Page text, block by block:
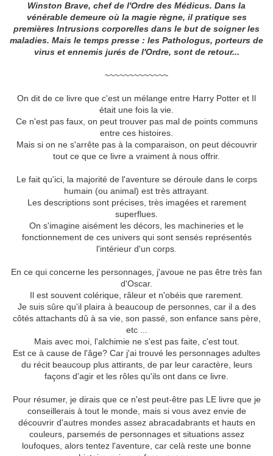
Winston Brave, chef de l'Ordre des Médicus. Dans la
vénérable demeure où la magie règne, il pratique ses
premières Intrusions corporelles dans le but de soigner les
maladies. Mais le temps presse : les Pathologus, porteurs de
virus et ennemis jurés de l'Ordre, sont de retour...
~~~~~~~~~~~~~
On dit de ce livre que c'est un mélange entre Harry Potter et Il
était une fois la vie.
Ce n'est pas faux, on peut trouver pas mal de points communs
entre ces histoires.
Mais si on ne s'arrête pas à la comparaison, on peut découvrir
tout ce que ce livre a vraiment à nous offrir.
Le fait qu'ici, la majorité de l'aventure se déroule dans le corps
humain (ou animal) est très attrayant.
Les descriptions sont précises, très imagées et rarement
superflues.
On s'imagine aisément les décors, les machineries et le
fonctionnement de ces univers qui sont sensés représentés
l'intérieur d'un corps.
En ce qui concerne les personnages, j'avoue ne pas être très fan
d'Oscar.
Il est souvent colérique, râleur et n'obéis que rarement.
Je suis sûre qu'il plaira à beaucoup de personnes, car il a des
côtés attachants dû à sa vie, son passé, son enfance sans père,
etc ...
Mais avec moi, l'alchimie ne s'est pas faite, c'est tout.
Est ce à cause de l'âge? Car j'ai trouvé les personnages adultes
du récit beaucoup plus attirants, de par leur caractère, leurs
façons d'agir et les rôles qu'ils ont dans ce livre.
Pour résumer, je dirais que ce n'est peut-être pas LE livre que je
conseillerais à tout le monde, mais si vous avez envie de
découvrir d'autres mondes assez abracadabrants et hauts en
couleurs, parsemés de personnages et situations assez
loufoques, alors tentez l'aventure, car celà reste une bonne